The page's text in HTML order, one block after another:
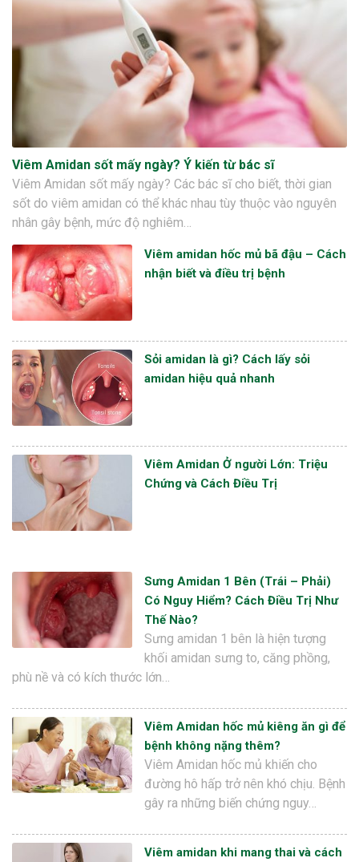
Viêm Amidan sốt mấy ngày? Ý kiến từ bác sĩ
Viêm Amidan sốt mấy ngày? Các bác sĩ cho biết, thời gian
sốt do viêm amidan có thể khác nhau tùy thuộc vào nguyên
nhân gây bệnh, mức độ nghiêm…
Viêm amidan hốc mủ bã đậu – Cách
nhận biết và điều trị bệnh
Sỏi amidan là gì? Cách lấy sỏi
amidan hiệu quả nhanh
Viêm Amidan Ở người Lớn: Triệu
Chứng và Cách Điều Trị
Sưng Amidan 1 Bên (Trái – Phải)
Có Nguy Hiểm? Cách Điều Trị Như
Thế Nào?
Sưng amidan 1 bên là hiện tượng
khối amidan sưng to, căng phồng,
phù nề và có kích thước lớn…
Viêm Amidan hốc mủ kiêng ăn gì để
bệnh không nặng thêm?
Viêm Amidan hốc mủ khiến cho
đường hô hấp trở nên khó chịu. Bệnh
gây ra những biến chứng nguy…
Viêm amidan khi mang thai và cách